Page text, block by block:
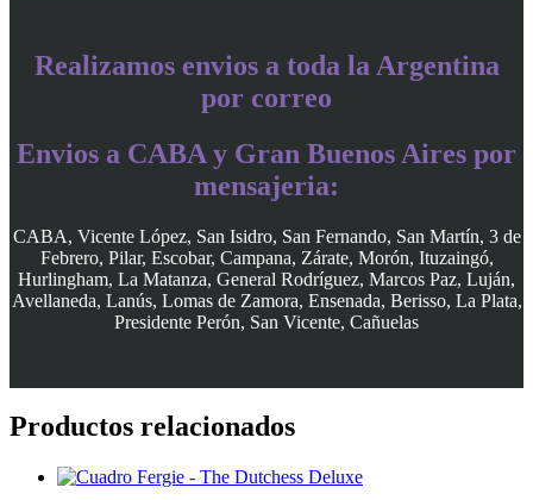
Realizamos envios a toda la Argentina
por correo
Envios a CABA y Gran Buenos Aires por
mensajeria:
CABA, Vicente López, San Isidro, San Fernando, San Martín, 3 de
Febrero, Pilar, Escobar, Campana, Zárate, Morón, Ituzaingó,
Hurlingham, La Matanza, General Rodríguez, Marcos Paz, Luján,
Avellaneda, Lanús, Lomas de Zamora, Ensenada, Berisso, La Plata,
Presidente Perón, San Vicente, Cañuelas
Productos relacionados